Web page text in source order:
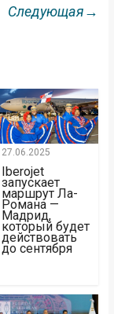
Следующая→
27.06.2025
Iberojet
запускает
маршрут Ла-
Романа —
Мадрид,
который будет
действовать
до сентября